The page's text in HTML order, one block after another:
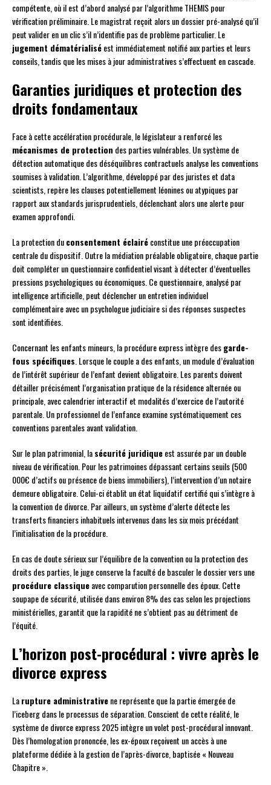
compétente, où il est d’abord analysé par l’algorithme THEMIS pour
vérification préliminaire. Le magistrat reçoit alors un dossier pré-analysé qu’il
peut valider en un clic s’il n’identifie pas de problème particulier. Le
jugement dématérialiséest immédiatement notifié aux parties et leurs
conseils, tandis que les mises à jour administratives s’effectuent en cascade.
Garanties juridiques et protection des
droits fondamentaux
Face à cette accélération procédurale, le législateur a renforcé les
mécanismes de protection des parties vulnérables. Un système de
détection automatique des déséquilibres contractuels analyse les conventions
soumises à validation. L’algorithme, développé par des juristes et data
scientists, repère les clauses potentiellement léonines ou atypiques par
rapport aux standards jurisprudentiels, déclenchant alors une alerte pour
examen approfondi.
La protection duconsentement éclairéconstitue une préoccupation
centrale du dispositif. Outre la médiation préalable obligatoire, chaque partie
doit compléter un questionnaire confidentiel visant à détecter d’éventuelles
pressions psychologiques ou économiques. Ce questionnaire, analysé par
intelligence artificielle, peut déclencher un entretien individuel
complémentaire avec un psychologue judiciaire si des réponses suspectes
sont identifiées.
Concernant les enfants mineurs, la procédure express intègre desgarde-
fous spécifiques . Lorsque le couple a des enfants, un module d’évaluation
de l’intérêt supérieur de l’enfant devient obligatoire. Les parents doivent
détailler précisément l’organisation pratique de la résidence alternée ou
principale, avec calendrier interactif et modalités d’exercice de l’autorité
parentale. Un professionnel de l’enfance examine systématiquement ces
conventions parentales avant validation.
Sur le plan patrimonial, lasécurité juridiqueest assurée par un double
niveau de vérification. Pour les patrimoines dépassant certains seuils (500
000€ d’actifs ou présence de biens immobiliers), l’intervention d’un notaire
demeure obligatoire. Celui-ci établit un état liquidatif certifié qui s’intègre à
la convention de divorce. Par ailleurs, un système d’alerte détecte les
transferts financiers inhabituels intervenus dans les six mois précédant
l’initialisation de la procédure.
En cas de doute sérieux sur l’équilibre de la convention ou la protection des
droits des parties, le juge conserve la faculté de basculer le dossier vers une
procédure classiqueavec comparution personnelle des époux. Cette
soupape de sécurité, utilisée dans environ 8% des cas selon les projections
ministérielles, garantit que la rapidité ne s’obtient pas au détriment de
l’équité.
L’horizon post-procédural : vivre après le
divorce express
Larupture administrativene représente que la partie émergée de
l’iceberg dans le processus de séparation. Conscient de cette réalité, le
système de divorce express 2025 intègre un volet post-procédural innovant.
Dès l’homologation prononcée, les ex-époux reçoivent un accès à une
plateforme dédiée à la gestion de l’après-divorce, baptisée « Nouveau
Chapitre ».